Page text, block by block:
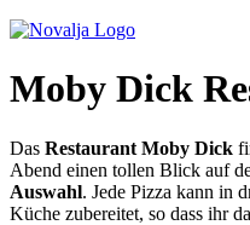
novalja.de
Novalja und Zrće Beach Infos
Moby Dick
Das Restaurant Moby Dick
Abend einen tollen Blick auf
Auswahl. Jede Pizza kann in
Küche zubereitet, so dass ihr